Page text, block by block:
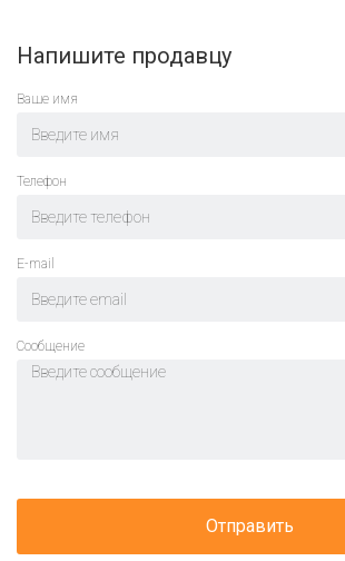
Напишите продавцу
Ваше имя
Телефон
E-mail
Cообщение
Отправить